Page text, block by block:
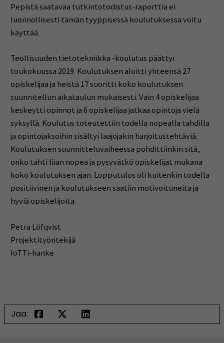
Pepistä saatavaa tutkintotodistus-raporttia ei
luonnollisesti tämän tyyppisessä koulutuksessa voitu
käyttää.
Teollisuuden tietotekniikka -koulutus päättyi
toukokuussa 2019. Koulutuksen aloitti yhteensä 27
opiskelijaa ja heistä 17 suoritti koko koulutuksen
suunnitellun aikataulun mukaisesti. Vain 4 opiskelijaa
keskeytti opinnot ja 6 opiskelijaa jatkaa opintoja vielä
syksyllä. Koulutus toteutettiin todella nopealla tahdilla
ja opintojaksoihin sisältyi laajojakin harjoitustehtäviä.
Koulutuksen suunnitteluvaiheessa pohdittiinkin sitä,
onko tahti liian nopea ja pysyvätkö opiskelijat mukana
koko koulutuksen ajan. Lopputulos oli kuitenkin todella
positiivinen ja koulutukseen saatiin motivoituneita ja
hyviä opiskelijoita.
Petra Löfqvist
Projektityöntekijä
IoTTi-hanke
Jaa: